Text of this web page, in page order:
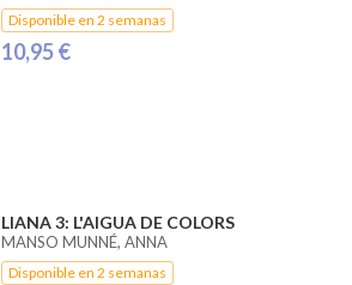
Disponible en 2 semanas
10,95 €
LIANA 3: L'AIGUA DE COLORS
MANSO MUNNÉ, ANNA
Disponible en 2 semanas